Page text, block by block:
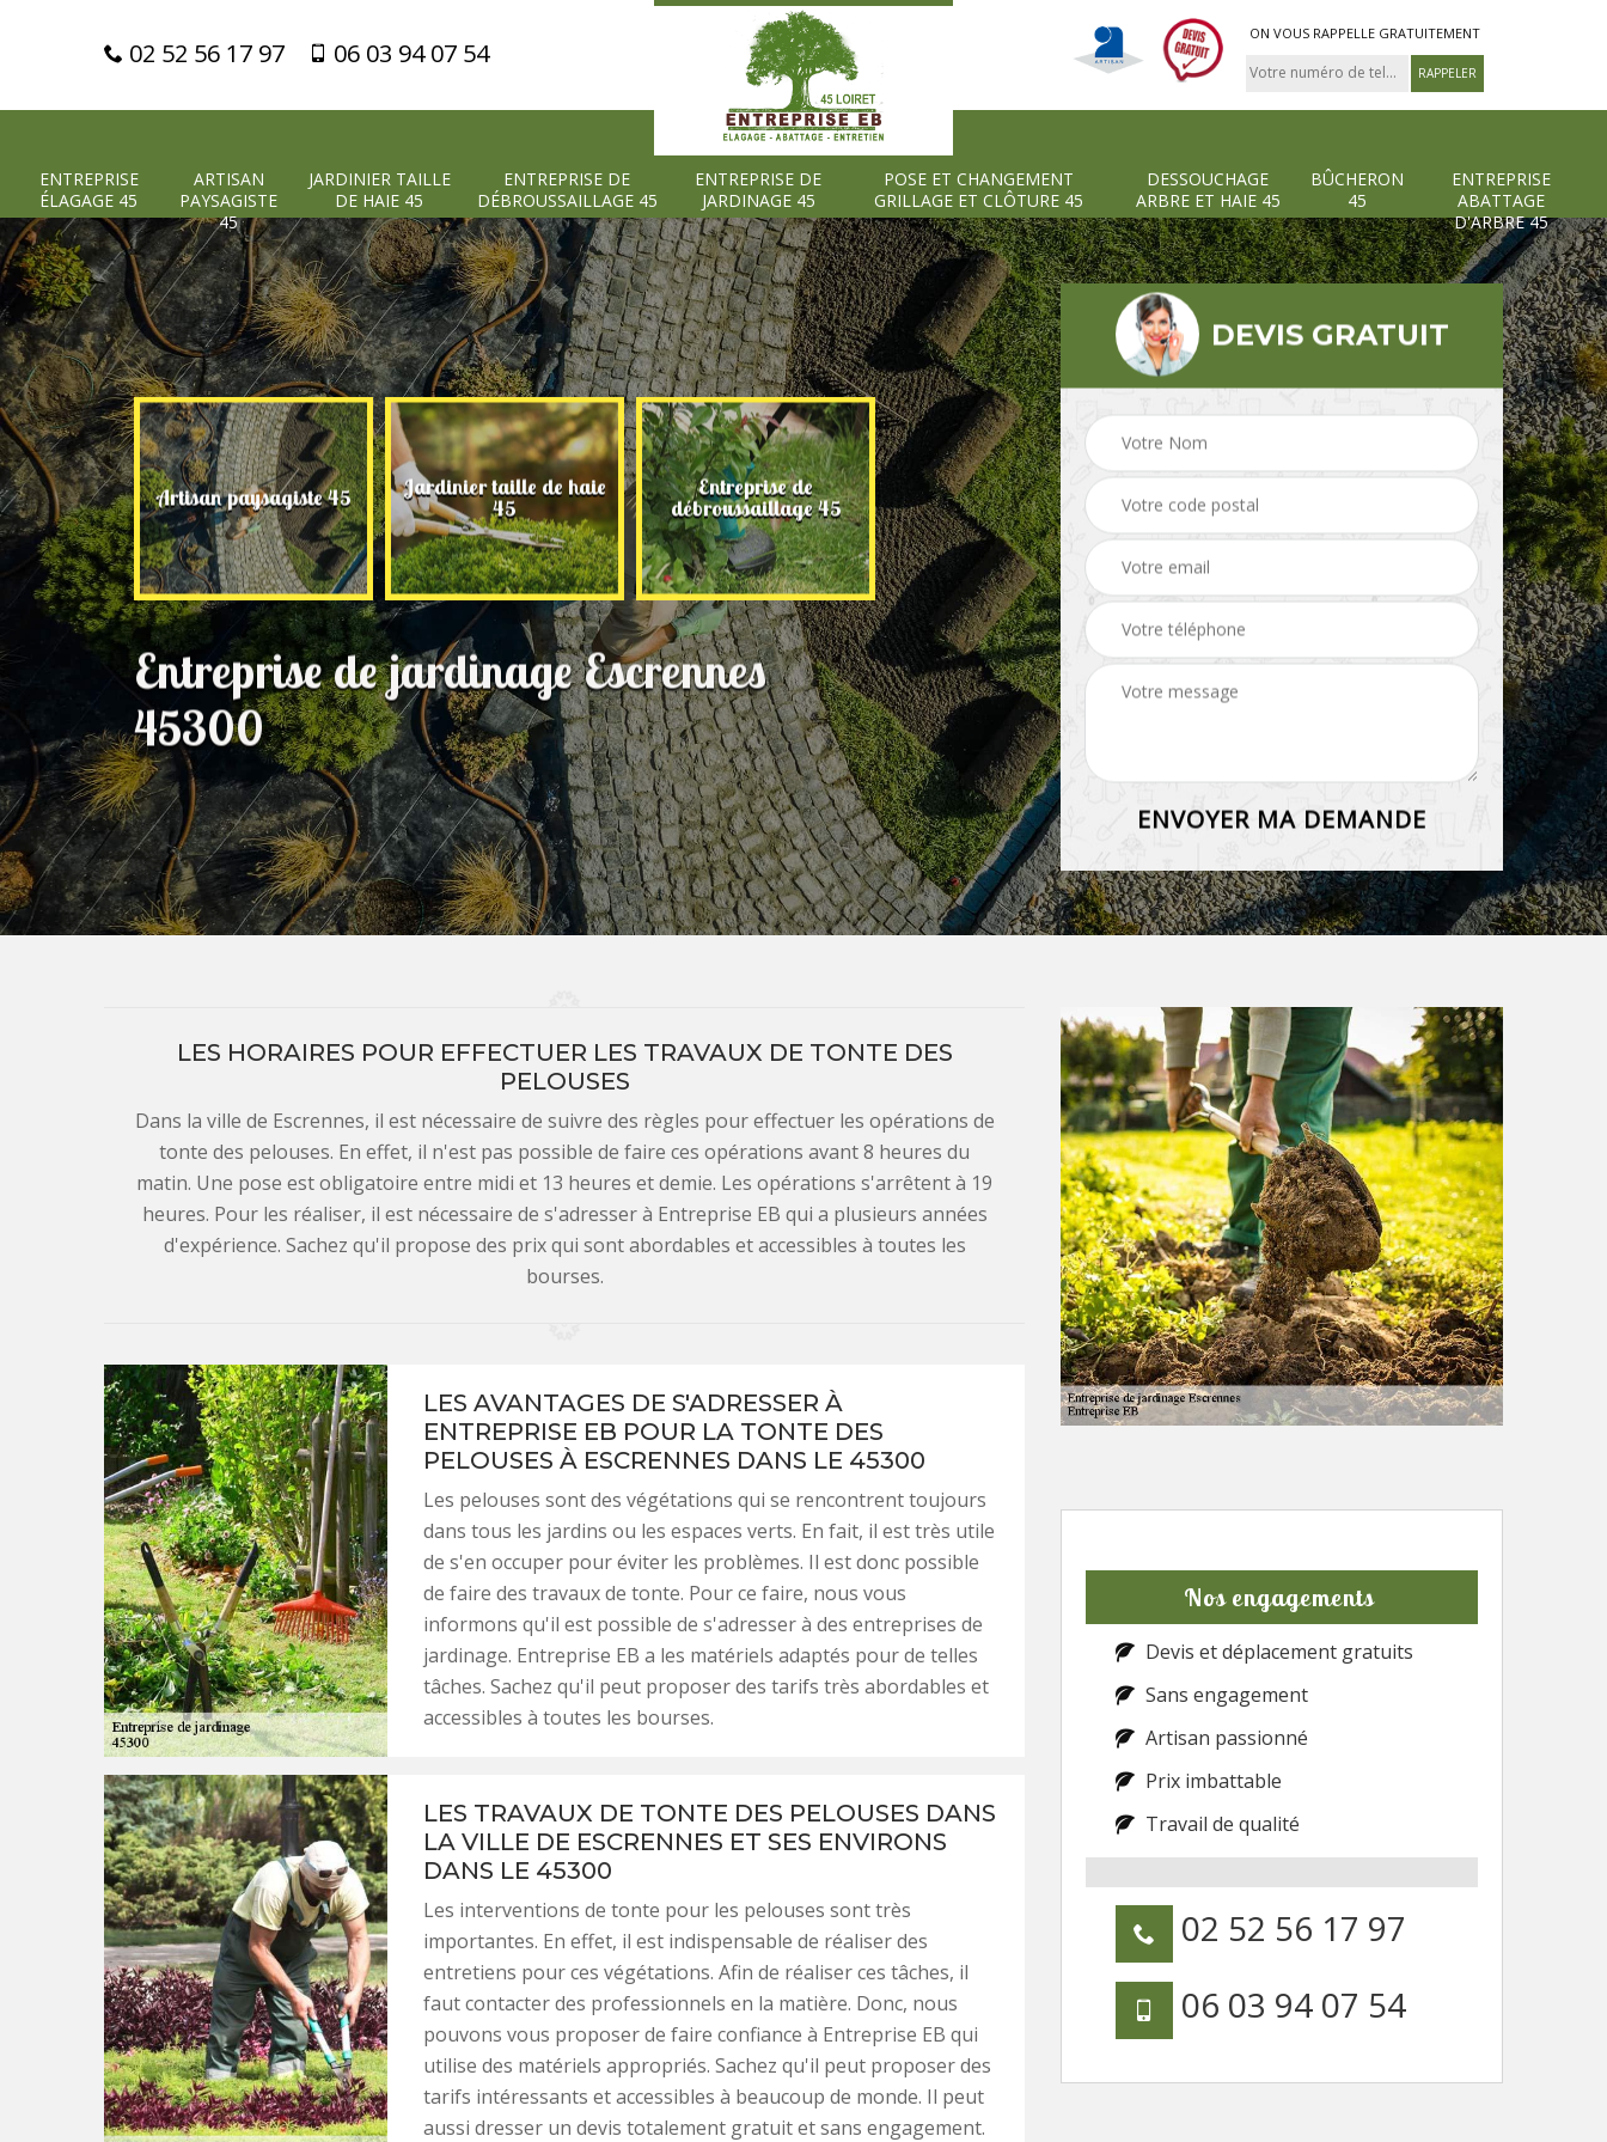
02 52 56 17 97 06 03 94 07 54
ON VOUS RAPPELLE GRATUITEMENT
ENTREPRISE
ÉLAGAGE 45
ARTISAN
PAYSAGISTE
45
JARDINIER TAILLE
DE HAIE 45
ENTREPRISE DE
DÉBROUSSAILLAGE 45
ENTREPRISE DE
JARDINAGE 45
POSE ET CHANGEMENT
GRILLAGE ET CLÔTURE 45
DESSOUCHAGE
ARBRE ET HAIE 45
BÛCHERON
45
ENTREPRISE
ABATTAGE
D'ARBRE 45
45 Artisan paysagiste 45 Jardinier taille de haie
45
Entreprise de
débroussaillage 45
Entreprise de
jardinage 45
Pose et changement
grillage et clôture 45
Dessouchage arbre et
haie 45
Entreprise de jardinage Escrennes
45300
DEVIS GRATUIT
LES HORAIRES POUR EFFECTUER LES TRAVAUX DE TONTE DES
PELOUSES
Dans la ville de Escrennes, il est nécessaire de suivre des règles pour effectuer les opérations de
tonte des pelouses. En effet, il n'est pas possible de faire ces opérations avant 8 heures du
matin. Une pose est obligatoire entre midi et 13 heures et demie. Les opérations s'arrêtent à 19
heures. Pour les réaliser, il est nécessaire de s'adresser à Entreprise EB qui a plusieurs années
d'expérience. Sachez qu'il propose des prix qui sont abordables et accessibles à toutes les
bourses.
LES AVANTAGES DE S'ADRESSER À
ENTREPRISE EB POUR LA TONTE DES
PELOUSES À ESCRENNES DANS LE 45300
Les pelouses sont des végétations qui se rencontrent toujours
dans tous les jardins ou les espaces verts. En fait, il est très utile
de s'en occuper pour éviter les problèmes. Il est donc possible
de faire des travaux de tonte. Pour ce faire, nous vous
informons qu'il est possible de s'adresser à des entreprises de
jardinage. Entreprise EB a les matériels adaptés pour de telles
tâches. Sachez qu'il peut proposer des tarifs très abordables et
accessibles à toutes les bourses.
LES TRAVAUX DE TONTE DES PELOUSES DANS
LA VILLE DE ESCRENNES ET SES ENVIRONS
DANS LE 45300
Les interventions de tonte pour les pelouses sont très
importantes. En effet, il est indispensable de réaliser des
entretiens pour ces végétations. Afin de réaliser ces tâches, il
faut contacter des professionnels en la matière. Donc, nous
pouvons vous proposer de faire confiance à Entreprise EB qui
utilise des matériels appropriés. Sachez qu'il peut proposer des
tarifs intéressants et accessibles à beaucoup de monde. Il peut
aussi dresser un devis totalement gratuit et sans engagement.
Nos engagements
Devis et déplacement gratuits
Sans engagement
Artisan passionné
Prix imbattable
Travail de qualité
02 52 56 17 97
06 03 94 07 54